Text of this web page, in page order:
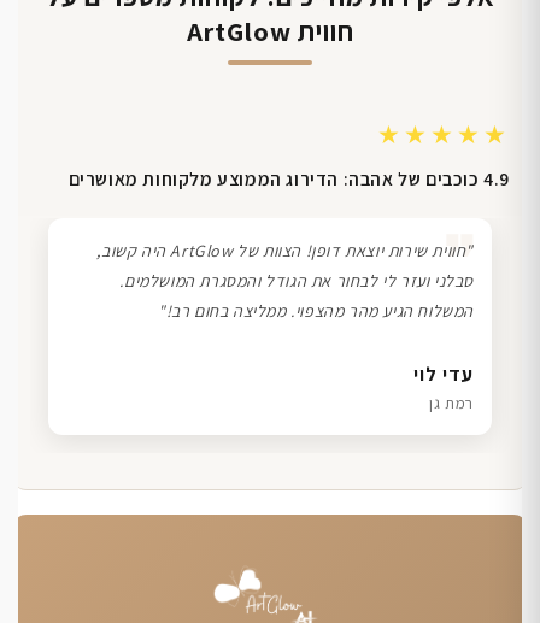
חווית ArtGlow
★★★★★
4.9 כוכבים של אהבה: הדירוג הממוצע מלקוחות מאושרים
שרון כהן
תל אביב
❞
"חווית שירות יוצאת דופן! הצוות של ArtGlow היה קשוב,
סבלני ועזר לי לבחור את הגודל והמסגרת המושלמים.
המשלוח הגיע מהר מהצפוי. ממליצה בחום רב!"
עדי לוי
רמת גן
דנה גל
חיפה
ליאת ויוסי מ.
הוד השרון